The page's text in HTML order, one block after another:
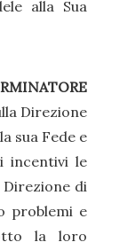
alla Sua
Direzione
sua Fede e
incentivi le
di
problemi e
la loro